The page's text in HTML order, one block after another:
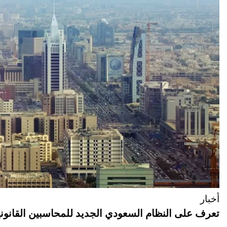
أخبار
تعرف على النظام السعودي الجديد للمحاسبين